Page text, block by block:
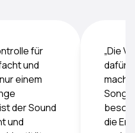
für
und
einem
der Sound
und
„Die
dafür,
Songs
die